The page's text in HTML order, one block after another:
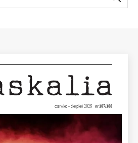
czerwiec – sierpień 2025 nr 187/188